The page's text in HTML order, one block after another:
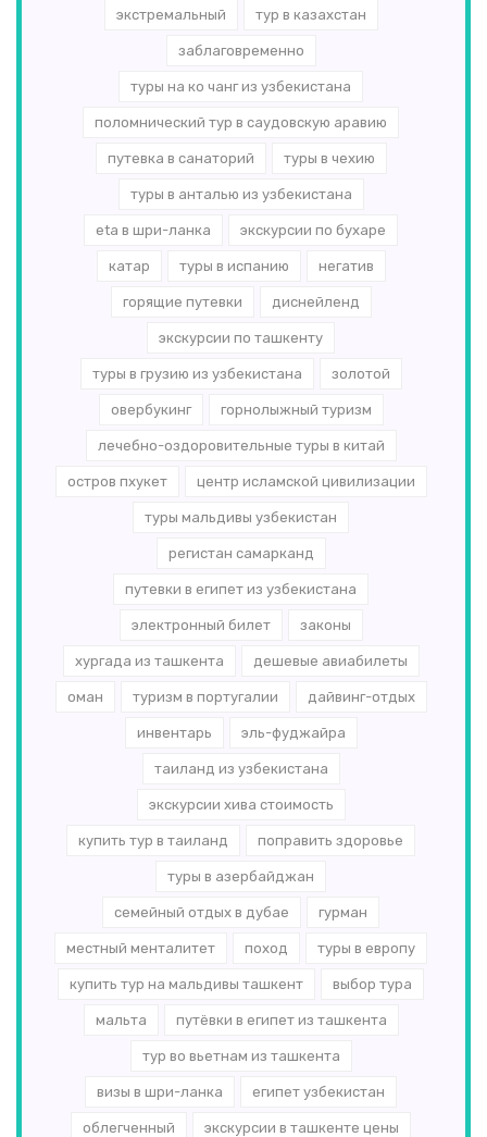
экстремальный тур в казахстан
заблаговременно
туры на ко чанг из узбекистана
поломнический тур в саудовскую аравию
путевка в санаторий туры в чехию
туры в анталью из узбекистана
eta в шри-ланка экскурсии по бухаре
катар туры в испанию негатив
горящие путевки диснейленд
экскурсии по ташкенту
туры в грузию из узбекистана золотой
овербукинг горнолыжный туризм
лечебно-оздоровительные туры в китай
остров пхукет центр исламской цивилизации
туры мальдивы узбекистан
регистан самарканд
путевки в египет из узбекистана
электронный билет законы
хургада из ташкента дешевые авиабилеты
оман туризм в португалии дайвинг-отдых
инвентарь эль-­фуджайра
таиланд из узбекистана
экскурсии хива стоимость
купить тур в таиланд поправить здоровье
туры в азербайджан
семейный отдых в дубае гурман
местный менталитет поход туры в европу
купить тур на мальдивы ташкент выбор тура
мальта путёвки в египет из ташкента
тур во вьетнам из ташкента
визы в шри-ланка египет узбекистан
облегченный экскурсии в ташкенте цены